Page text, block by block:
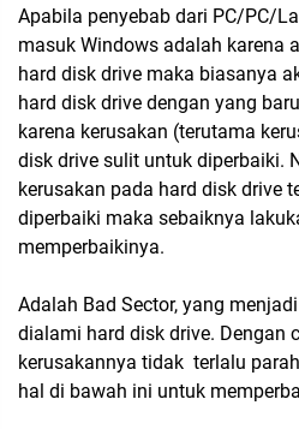
Apabila penyebab dari PC/PC/
masuk Windows adalah karena
hard disk drive maka biasanya
hard disk drive dengan yang
karena kerusakan (terutama
disk drive sulit untuk diperbaiki.
kerusakan pada hard disk drive
diperbaiki maka sebaiknya
memperbaikinya.
Adalah Bad Sector, yang
dialami hard disk drive. Dengan
kerusakannya tidak terlalu
hal di bawah ini untuk